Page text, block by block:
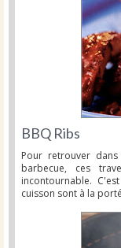
BBQ Ribs
Pour retrouver
barbecue, ces
incontournable.
cuisson sont à la